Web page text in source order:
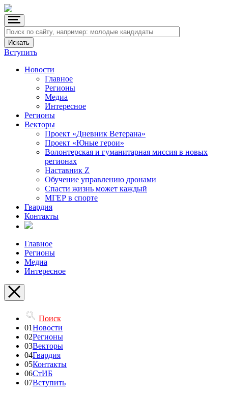
Вступить
Новости
Главное
Регионы
Медиа
Интересное
Регионы
Векторы
Проект «Дневник Ветерана»
Проект «Юные герои»
Волонтерская и гуманитарная миссия в новых
регионах
Наставник Z
Обучение управлению дронами
Спасти жизнь может каждый
МГЕР в спорте
Гвардия
Контакты
Главное
Регионы
Медиа
Интересное
Поиск
01Новости
02Регионы
03Векторы
04Гвардия
05Контакты
06СтИБ
07Вступить